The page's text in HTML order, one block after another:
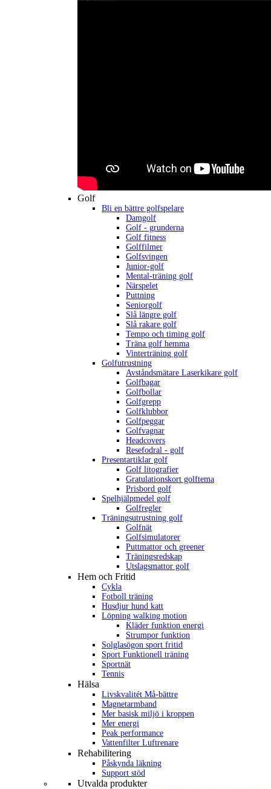
Golf
Bli en bättre golfspelare
Damgolf
Golf - grunderna
Golf fitness
Golffilmer
Golfsvingen
Junior-golf
Mental-träning golf
Närspelet
Puttning
Seniorgolf
Slå längre golf
Slå rakare golf
Tempo och timing golf
Träna golf hemma
Vinterträning golf
Golfutrustning
Avståndsmätare Laserkikare golf
Golfbagar
Golfbollar
Golfgrepp
Golfklubbor
Golfpeggar
Golfvagnar
Headcovers
Resefodral - golf
Presentartiklar golf
Golf litografier
Gratulationskort golftema
Prisbord golf
Spelhjälpmedel golf
Golfregler
Träningsutrustning golf
Golfnät
Golfsimulatorer
Puttmattor och greener
Träningsredskap
Utslagsmattor golf
Hem och Fritid
Cykla
Fotboll träning
Husdjur hund katt
Löpning walking motion
Kläder funktion energi
Strumpor funktion
Solglasögon sport fritid
Sport Funktionell träning
Sportnät
Tennis
Hälsa
Livskvalitét Må-bättre
Magnetarmband
Mer basisk miljö i kroppen
Mer energi
Peak performance
Vattenfilter Luftrenare
Rehabilitering
Påskynda läkning
Support stöd
Utvalda produkter